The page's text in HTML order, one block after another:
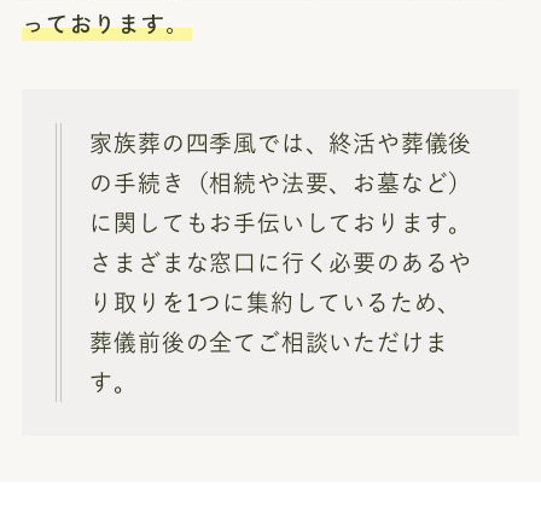
っております。
家族葬の四季風では、終活や葬儀後
の手続き（相続や法要、お墓など）
に関してもお手伝いしております。
さまざまな窓口に行く必要のあるや
り取りを1つに集約しているため、
葬儀前後の全てご相談いただけま
す。